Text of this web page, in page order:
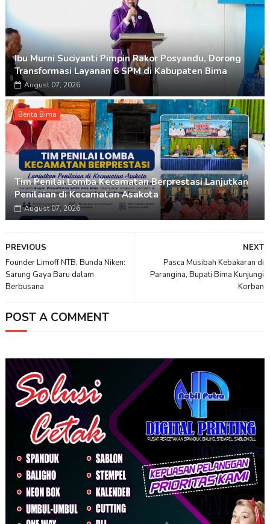
Ibu Murni Suciyanti Pimpin Rakor Posyandu, Dorong
Transformasi Layanan 6 SPM di Kabupaten Bima
August 07, 2026
Berita Bima
Tim Penilai Lomba Kecamatan Berprestasi Lanjutkan
Penilaian di Kecamatan Asakota
August 07, 2026
NEXT
Pasca Musibah Kebakaran di
Parangina, Bupati Bima Kunjungi
Korban
PREVIOUS
Founder Limoff NTB, Bunda Niken:
Sarung Gaya Baru dalam
Berbusana
POST A COMMENT